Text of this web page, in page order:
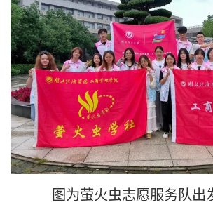
图为萤火虫志愿服务队出